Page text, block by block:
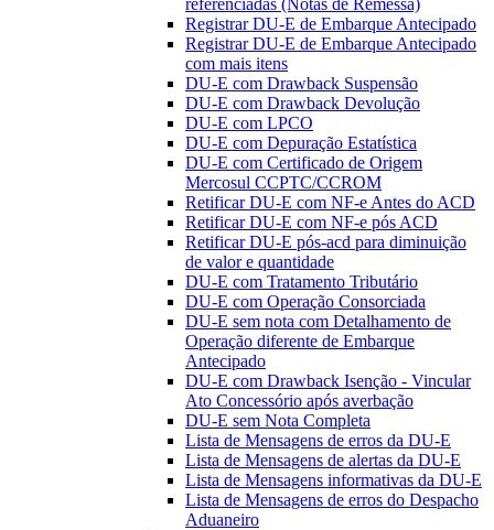
referenciadas (Notas de Remessa)
Registrar DU-E de Embarque Antecipado
Registrar DU-E de Embarque Antecipado
com mais itens
DU-E com Drawback Suspensão
DU-E com Drawback Devolução
DU-E com LPCO
DU-E com Depuração Estatística
DU-E com Certificado de Origem
Mercosul CCPTC/CCROM
Retificar DU-E com NF-e Antes do ACD
Retificar DU-E com NF-e pós ACD
Retificar DU-E pós-acd para diminuição
de valor e quantidade
DU-E com Tratamento Tributário
DU-E com Operação Consorciada
DU-E sem nota com Detalhamento de
Operação diferente de Embarque
Antecipado
DU-E com Drawback Isenção - Vincular
Ato Concessório após averbação
DU-E sem Nota Completa
Lista de Mensagens de erros da DU-E
Lista de Mensagens de alertas da DU-E
Lista de Mensagens informativas da DU-E
Lista de Mensagens de erros do Despacho
Aduaneiro